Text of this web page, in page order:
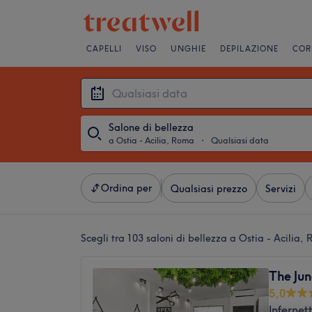
CAPELLI VISO UNGHIE DEPILAZIONE
Salone di bellezza
a Ostia - Acilia, Roma ・ Qualsiasi data
Ordina per Qualsiasi prezzo Servizi
Scegli tra 103 saloni di bellezza a Ostia - Acilia,
The
5,0